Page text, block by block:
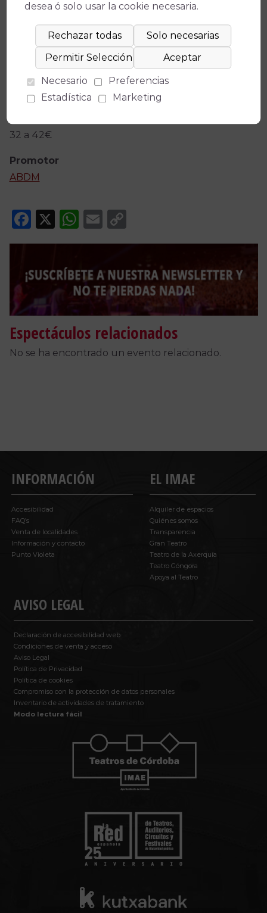
Teatro de la Axerquía
Medidas de seguridad
Fecha(s)
23/09/2022-21:30
32 a 42€
Promotor
ABDM
Facebook
X WhatsApp
Email
Link
Espectáculos relacionados
No se ha encontrado un evento relacionado.
INFORMACIÓN
Accesibilidad
FAQ’s
Venta de localidades
Información y contacto
Punto Violeta
AVISO LEGAL
Declaración de accesibilidad web
Condiciones de venta y acceso
Aviso Legal
Política de Privacidad
Política de cookies
Compromiso con la protección de datos personales
Inventario de actividades de tratamiento
Modo lectura fácil
EL IMAE
Alquiler de espacios
Quiénes somos
Transparencia
Gran Teatro
Teatro de la Axerquía
Teatro Góngora
Apoya al Teatro
desea ó solo usar la cookie necesaria.
Necesario
Preferencias
Estadística
Marketing